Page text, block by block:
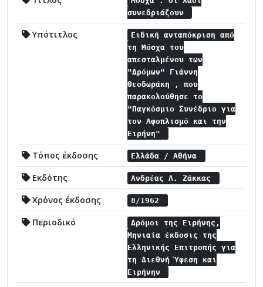
συνεδριάζουν
Υπότιτλος
Ειδική ανταπόκριση από
τη Μόσχα του
απεσταλμένου των
"Δρόμων" Γιάννη
Θεοδωράκη , που
παρακολούθησε το
"Παγκόσμιο Συνέδριο για
τον Αφοπλισμό και την
Ειρήνη"
Τόπος έκδοσης Ελλάδα / Αθήνα
Εκδότης Ανδρέας Λ. Ζάκκας
Χρόνος έκδοσης 8/1962
Περιοδικό
Δρόμοι της Ειρήνης,
Μηνιαία έκδοσις της
Ελληνικής Επιτροπής για
τη Διεθνή Ύφεση και
Ειρήνην